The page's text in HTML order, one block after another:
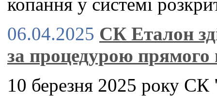
06.04.2025 СК Еталон
за процедурою
10 березня 2025 року